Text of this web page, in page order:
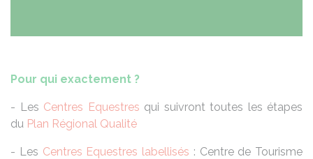
Pour qui exactement ?
- Les Centres Equestres qui suivront toutes les étapes
du Plan Régional Qualité
- Les Centres Equestres labellisés : Centre de Tourisme